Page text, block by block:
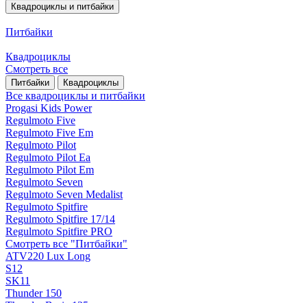
Квадроциклы и питбайки
Питбайки
Квадроциклы
Смотреть все
Питбайки Квадроциклы
Все квадроциклы и питбайки
Progasi Kids Power
Regulmoto Five
Regulmoto Five Em
Regulmoto Pilot
Regulmoto Pilot Ea
Regulmoto Pilot Em
Regulmoto Seven
Regulmoto Seven Medalist
Regulmoto Spitfire
Regulmoto Spitfire 17/14
Regulmoto Spitfire PRO
Смотреть все "Питбайки"
ATV220 Lux Long
S12
SK11
Thunder 150